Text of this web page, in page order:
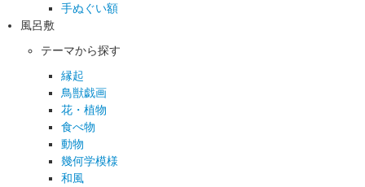
手ぬぐい額
風呂敷
テーマから探す
縁起
鳥獣戯画
花・植物
食べ物
動物
幾何学模様
和風